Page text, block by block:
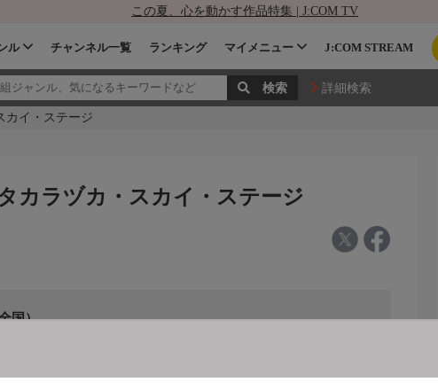
この夏、心を動かす作品特集 | J:COM TV
ル チャンネル一覧 ランキング マイメニュー J:COM STREAM
詳細検索
カイ・ステージ
カラヅカ・スカイ・ステージ
国）
登録